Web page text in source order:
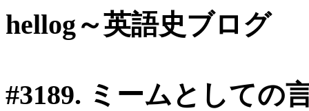
hellog～英語史ブログ
#3189. ミームとしての